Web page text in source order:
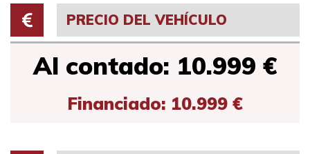
PRECIO DEL VEHÍCULO
Al contado: 10.999 €
Financiado: 10.999 €